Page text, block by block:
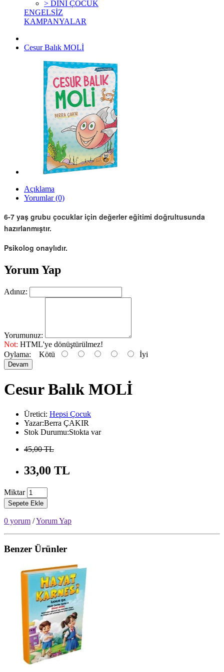
> DİNİ ÇOCUK
ENGELSİZ
KAMPANYALAR
Cesur Balık MOLİ
Açıklama
Yorumlar (0)
6-7 yaş grubu çocuklar için değerler eğitimi doğrultusunda
hazırlanmıştır.
Psikolog onaylıdır.
Yorum Yap
Adınız:
Yorumunuz:
Not: HTML'ye dönüştürülmez!
Oylama: Kötü İyi
Devam
Cesur Balık MOLİ
Üretici: Hepsi Çocuk
Yazar:Berra ÇAKIR
Stok Durumu:Stokta var
45,00 TL
33,00 TL
Miktar
Sepete Ekle
0 yorum /Yorum Yap
Benzer Ürünler